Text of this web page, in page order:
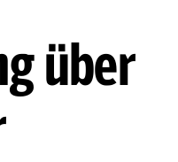
über